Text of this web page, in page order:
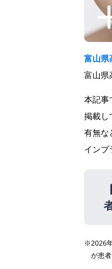
富山県
富山県
本記事
掲載し
有無な
インプ
※2026
が患